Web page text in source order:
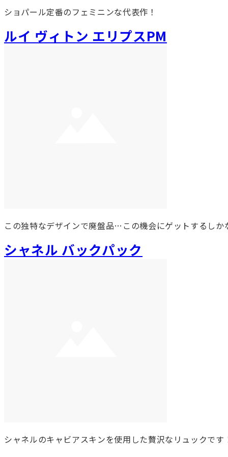
ショパール定番のフェミニンな代表作！
ルイ ヴィトン エリプスPM
この独特なデザインで廃盤品…この機会にゲットするしか
シャネル バックパック
シャネルのキャビアスキンを使用した贅沢なリュックです